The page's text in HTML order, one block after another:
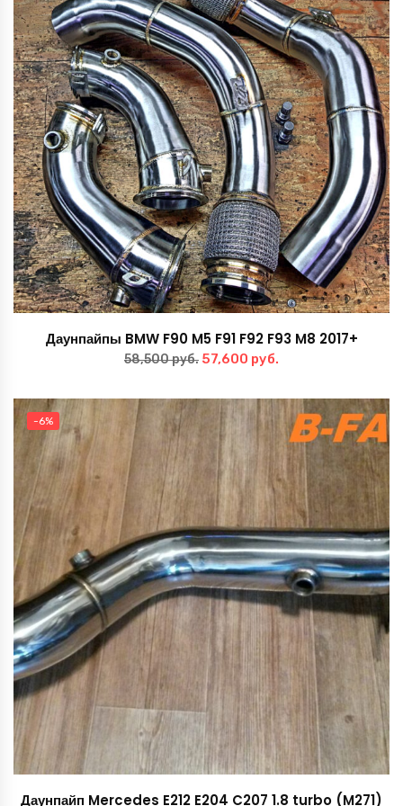
Даунпайпы BMW F90 M5 F91 F92 F93 M8 2017+
58,500руб. Первоначальная
составляла
58,500 руб..
57,600 руб.
57,600 руб..
-6%
Даунпайп Mercedes E212 E204 C207 1.8 turbo (M271)